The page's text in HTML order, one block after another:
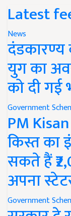
Latest
News
दंडकारण्य
युग का
को दी गई
Government
PM
किस्त का
सकते हैं
अपना
Government